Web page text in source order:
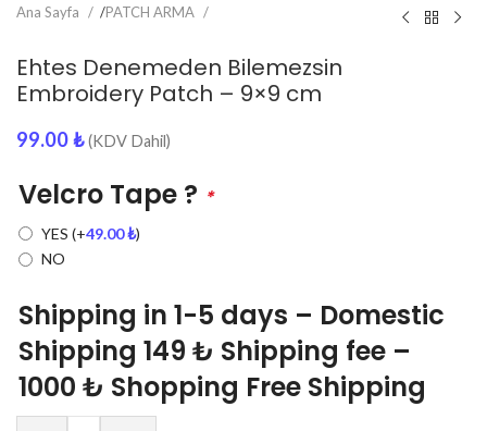
Ana Sayfa /PATCH ARMA
Ehtes Denemeden Bilemezsin
Embroidery Patch – 9×9 cm
99.00₺ (KDV Dahil)
Velcro Tape ? *
YES (+49.00₺)
NO
Shipping in 1-5 days – Domestic
Shipping 149 ₺ Shipping fee –
1000 ₺ Shopping Free Shipping